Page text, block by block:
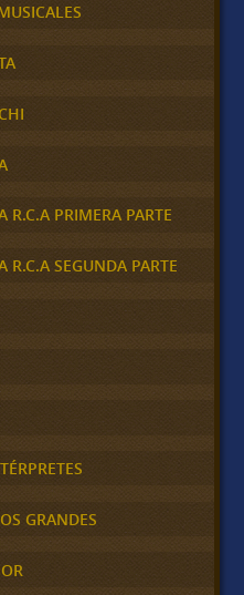
R.C.A PRIMERA PARTE
R.C.A SEGUNDA PARTE
GRANDES